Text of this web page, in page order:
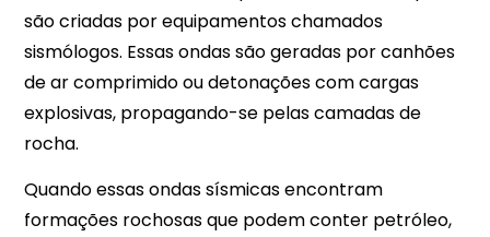
são criadas por equipamentos chamados
sismólogos. Essas ondas são geradas por canhões
de ar comprimido ou detonações com cargas
explosivas, propagando-se pelas camadas de
rocha.
Quando essas ondas sísmicas encontram
formações rochosas que podem conter petróleo,